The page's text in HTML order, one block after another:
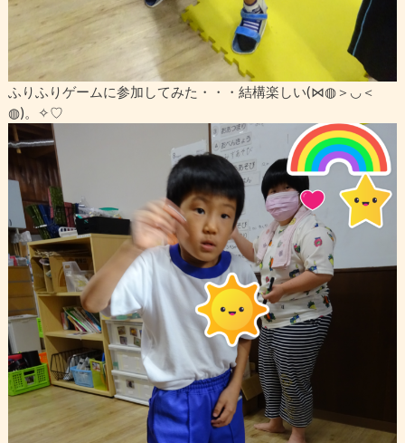
ふりふりゲームに参加してみた・・・結構楽しい(⋈◍＞◡＜
◍)。✧♡